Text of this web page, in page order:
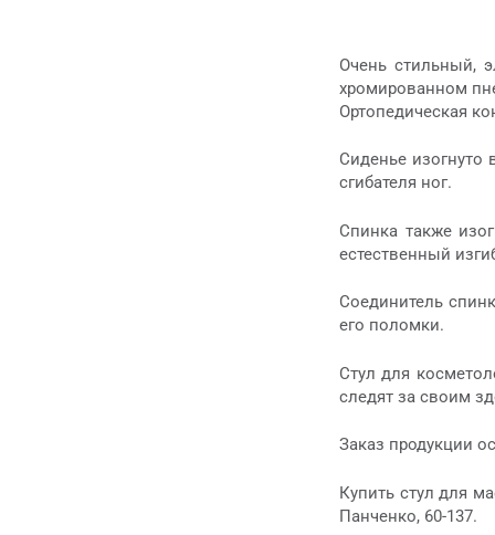
Очень стильный,
хромированном
Ортопедическая
Сиденье изогнуто
сгибателя ног.
Спинка также
естественный
Соединитель
его поломки.
Стул для
следят за своим
Заказ продукции
Купить стул для
Панченко, 60-137.